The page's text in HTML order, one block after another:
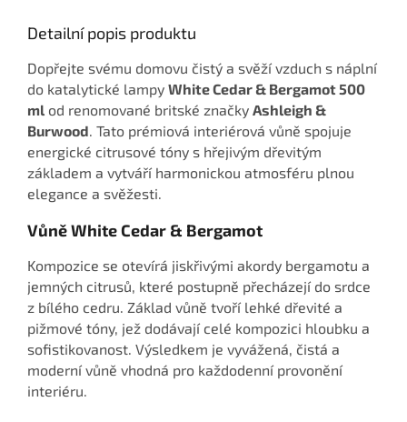
Detailní popis produktu
Dopřejte svému domovu čistý a svěží vzduch s náplní
do katalytické lampy White Cedar & Bergamot 500
ml od renomované britské značky Ashleigh &
Burwood . Tato prémiová interiérová vůně spojuje
energické citrusové tóny s hřejivým dřevitým
základem a vytváří harmonickou atmosféru plnou
elegance a svěžesti.
Vůně White Cedar & Bergamot
Kompozice se otevírá jiskřivými akordy bergamotu a
jemných citrusů, které postupně přecházejí do srdce
z bílého cedru. Základ vůně tvoří lehké dřevité a
pižmové tóny, jež dodávají celé kompozici hloubku a
sofistikovanost. Výsledkem je vyvážená, čistá a
moderní vůně vhodná pro každodenní provonění
interiéru.